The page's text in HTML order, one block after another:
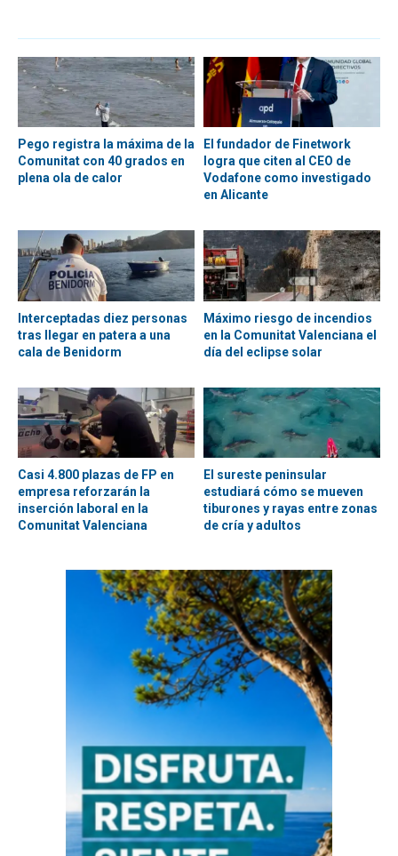
Pego registra la máxima de la
Comunitat con 40 grados en
plena ola de calor
El fundador de Finetwork
logra que citen al CEO de
Vodafone como investigado
en Alicante
Interceptadas diez personas
tras llegar en patera a una
cala de Benidorm
Máximo riesgo de incendios
en la Comunitat Valenciana el
día del eclipse solar
Casi 4.800 plazas de FP en
empresa reforzarán la
inserción laboral en la
Comunitat Valenciana
El sureste peninsular
estudiará cómo se mueven
tiburones y rayas entre zonas
de cría y adultos